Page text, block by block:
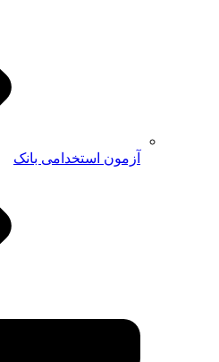
آزمون استخدامی بانک